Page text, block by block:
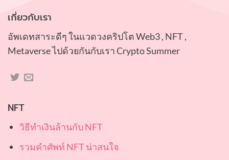
เกี่ยวกับเรา
อัพเดทสาระดีๆ ในแวดวงคริปโต Web3 , NFT ,
Metaverse ไปด้วยกันกับเรา Crypto Summer
NFT
วิธีทำเงินล้านกับ NFT
รวมคำศัพท์ NFT น่าสนใจ